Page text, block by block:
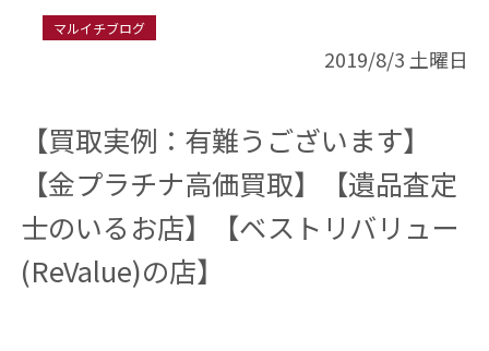
マルイチブログ
2019/8/3 土曜日
【買取実例：有難うございます】
【金プラチナ高価買取】【遺品査定
士のいるお店】【ベストリバリュー
(ReValue)の店】